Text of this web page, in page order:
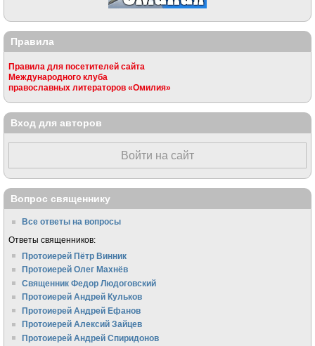
Правила
Правила для посетителей сайта
Международного клуба
православных литераторов «Омилия»
Вход для авторов
Войти на сайт
Вопрос священнику
Все ответы на вопросы
Ответы священников:
Протоиерей Пётр Винник
Протоиерей Олег Махнёв
Священник Федор Людоговский
Протоиерей Андрей Кульков
Протоиерей Андрей Ефанов
Протоиерей Алексий Зайцев
Протоиерей Андрей Спиридонов